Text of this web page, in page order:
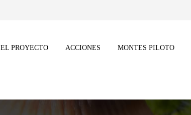
EL PROYECTO ACCIONES MONTES PILOTO